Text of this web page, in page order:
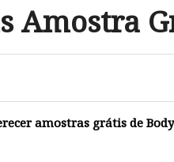
Amostra
amostras grátis de